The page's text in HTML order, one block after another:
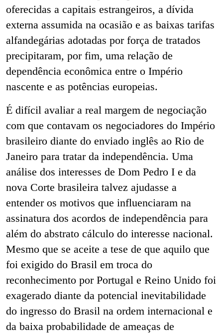
oferecidas a capitais estrangeiros, a dívida
externa assumida na ocasião e as baixas tarifas
alfandegárias adotadas por força de tratados
precipitaram, por fim, uma relação de
dependência econômica entre o Império
nascente e as potências europeias.
É difícil avaliar a real margem de negociação
com que contavam os negociadores do Império
brasileiro diante do enviado inglês ao Rio de
Janeiro para tratar da independência. Uma
análise dos interesses de Dom Pedro I e da
nova Corte brasileira talvez ajudasse a
entender os motivos que influenciaram na
assinatura dos acordos de independência para
além do abstrato cálculo do interesse nacional.
Mesmo que se aceite a tese de que aquilo que
foi exigido do Brasil em troca do
reconhecimento por Portugal e Reino Unido foi
exagerado diante da potencial inevitabilidade
do ingresso do Brasil na ordem internacional e
da baixa probabilidade de ameaças de